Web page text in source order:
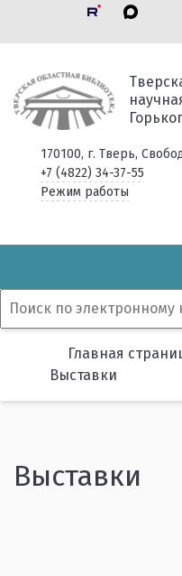
170100, г. Тверь,
+7 (4822) 34-37-55
Режим работы
Главная
Выставки
Выставки